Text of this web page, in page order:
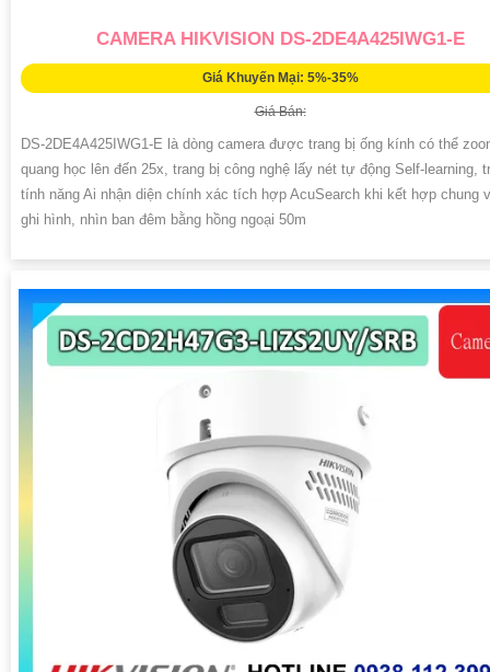
CAMERA HIKVISION DS-2DE4A425IWG1-E
Giá Khuyến Mại: 5%-35%
Giá Bán:
DS-2DE4A425IWG1-E là dòng camera được trang bị ống kính có thể
quang học lên đến 25x, trang bị công nghệ lấy nét tự động Self-learning,
tính năng Ai nhận diện chính xác tích hợp AcuSearch khi kết hợp chung
ghi hình, nhìn ban đêm bằng hồng ngoại 50m